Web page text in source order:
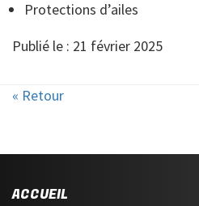
Protections d’ailes
Publié le : 21 février 2025
« Retour
ACCUEIL